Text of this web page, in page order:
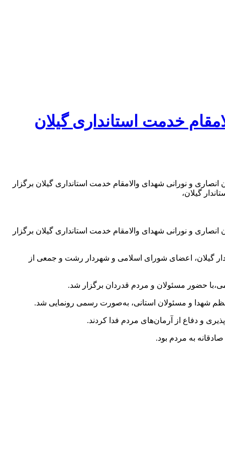
خدمت استانداری گیلان
و نورانی شهدای والامقام خدمت استانداری گیلان برگزار
گیلان،
و نورانی شهدای والامقام خدمت استانداری گیلان برگزار
گیلان، اعضای شورای اسلامی و شهردار رشت و جمعی از
حضور مسئولان و مردم قدردان برگزار شد.
شهدا و مسئولان استانی، به‌صورت رسمی رونمایی شد.
و دفاع از آرمان‌های مردم فدا کردند.
به مردم بود.